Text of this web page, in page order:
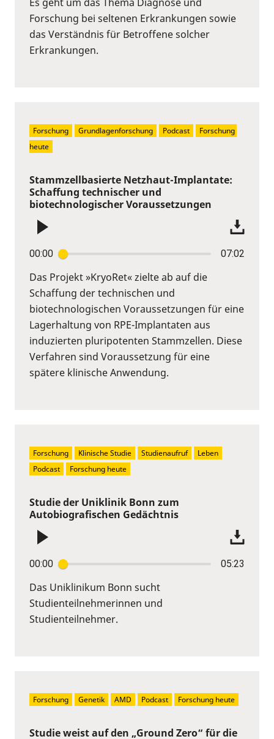
Forschung bei seltenen Erkrankungen sowie
das Verständnis für Betroffene solcher
Erkrankungen.
Stammzellbasierte Netzhaut-Implantate:
Schaffung technischer und
biotechnologischer Voraussetzungen
00:00 07:02
Das Projekt »KryoRet« zielte ab auf die
Schaffung der technischen und
biotechnologischen Voraussetzungen für eine
Lagerhaltung von RPE-Implantaten aus
induzierten pluripotenten Stammzellen. Diese
Verfahren sind Voraussetzung für eine
spätere klinische Anwendung.
Forschung Grundlagenforschung Podcast
Forschung
heute
Studie der Uniklinik Bonn zum
Autobiografischen Gedächtnis
00:00 05:23
Das Uniklinikum Bonn sucht
Studienteilnehmerinnen und
Studienteilnehmer.
Forschung Klinische Studie Studienaufruf
Leben
Podcast
Forschung heute
Studie weist auf den „Ground Zero“ für die
Forschung Genetik AMD Podcast Forschung heute